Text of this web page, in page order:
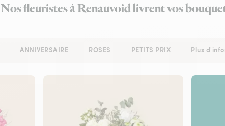
Nos fleuristes à Renauvoid livrent vos
ANNIVERSAIRE ROSES PETITS PRIX Plus